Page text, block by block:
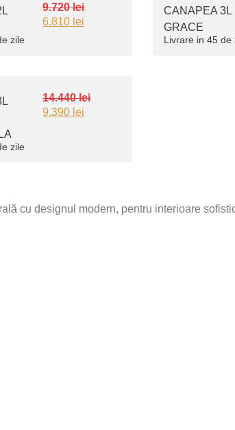
zile
9.720lei
6.810 lei
CANAPEA 3L
GRACE
Livrare in 45 de
zile
14.440lei
9.390 lei
cu designul modern, pentru interioare